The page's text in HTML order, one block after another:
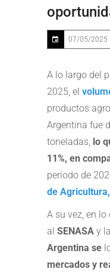
07/05/2025
A lo largo del
2025, el
productos
Argentina fue
toneladas, lo
11%, en
período de
de
A su vez, en
al SENASA y la
Argentina se
mercados y